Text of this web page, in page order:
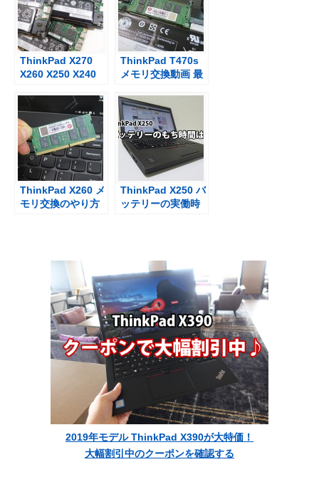
ThinkPad X270
X260 X250 X240
性
ThinkPad T470s
メモリ交換動画 最
ThinkPad X260 メ
モリ交換のやり方
ThinkPad X250 バ
ッテリーの実働時
2019年モデル ThinkPad X390が大特価！
大幅割引中のクーポンを確認する